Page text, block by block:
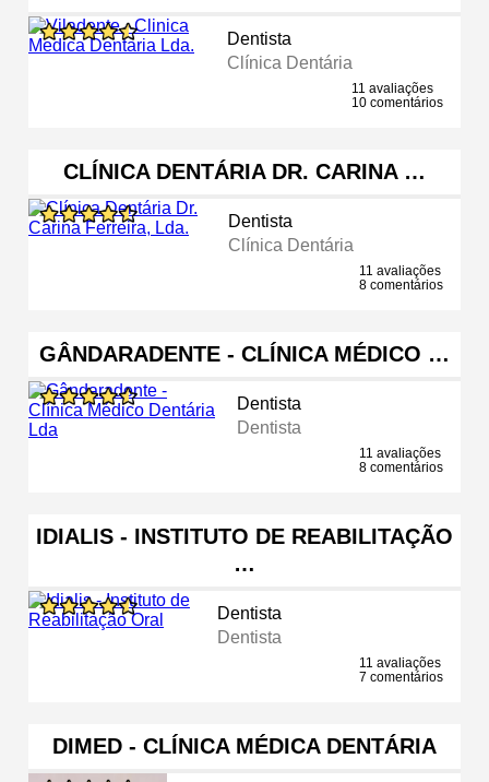
Dentista
Clínica Dentária
11 avaliações
10 comentários
CLÍNICA DENTÁRIA DR. CARINA …
Dentista
Clínica Dentária
11 avaliações
8 comentários
GÂNDARADENTE - CLÍNICA MÉDICO …
Dentista
Dentista
11 avaliações
8 comentários
IDIALIS - INSTITUTO DE REABILITAÇÃO
…
Dentista
Dentista
11 avaliações
7 comentários
DIMED - CLÍNICA MÉDICA DENTÁRIA